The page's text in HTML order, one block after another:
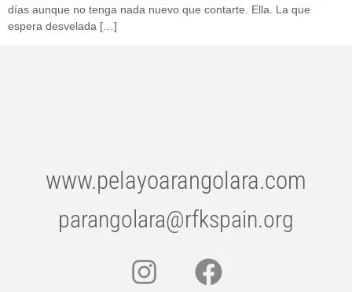
días aunque no tenga nada nuevo que contarte. Ella. La que
espera desvelada […]
www.pelayoarangolara.com
parangolara@rfkspain.org